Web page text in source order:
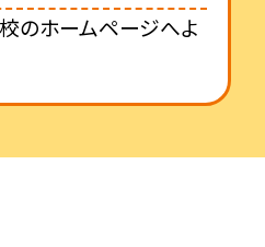
のホームページへよ